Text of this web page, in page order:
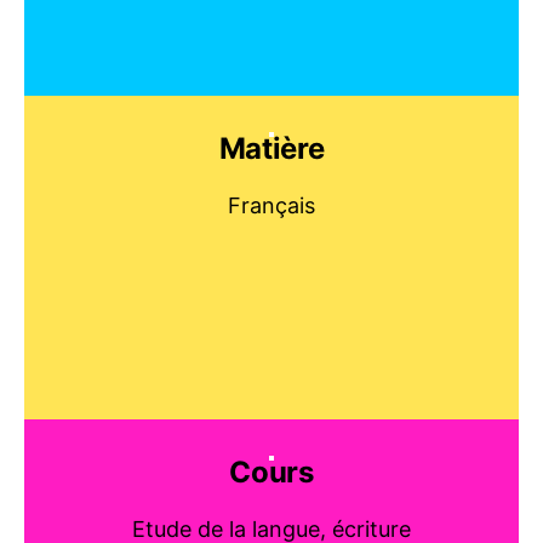
Matière
Français
Cours
Etude de la langue, écriture